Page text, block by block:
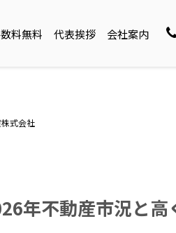
料無料 代表挨拶 会社案内
式会社
年不動産市況と高